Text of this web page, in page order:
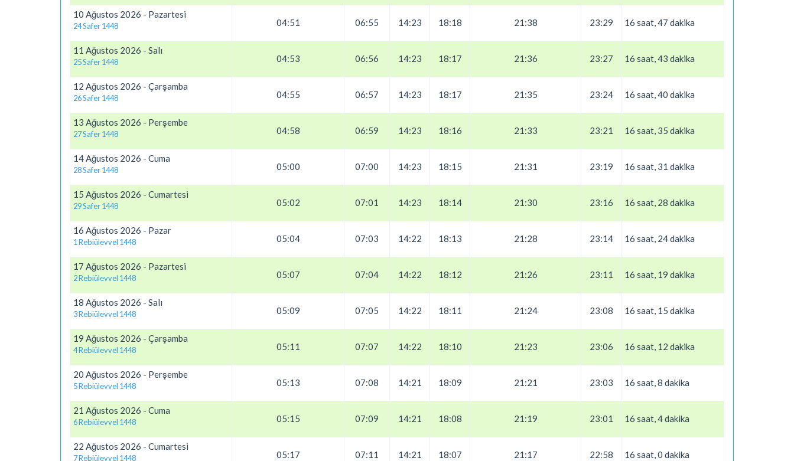
10 Ağustos 2026 - Pazartesi
24 Safer 1448 04:51 06:55 14:23 18:18 21:38 23:29 16 saat, 47 dakika
11 Ağustos 2026 - Salı
25 Safer 1448 04:53 06:56 14:23 18:17 21:36 23:27 16 saat, 43 dakika
12 Ağustos 2026 - Çarşamba
26 Safer 1448 04:55 06:57 14:23 18:17 21:35 23:24 16 saat, 40 dakika
13 Ağustos 2026 - Perşembe
27 Safer 1448 04:58 06:59 14:23 18:16 21:33 23:21 16 saat, 35 dakika
14 Ağustos 2026 - Cuma
28 Safer 1448 05:00 07:00 14:23 18:15 21:31 23:19 16 saat, 31 dakika
15 Ağustos 2026 - Cumartesi
29 Safer 1448 05:02 07:01 14:23 18:14 21:30 23:16 16 saat, 28 dakika
16 Ağustos 2026 - Pazar
1 Rebiülevvel 1448 05:04 07:03 14:22 18:13 21:28 23:14 16 saat, 24 dakika
17 Ağustos 2026 - Pazartesi
2 Rebiülevvel 1448 05:07 07:04 14:22 18:12 21:26 23:11 16 saat, 19 dakika
18 Ağustos 2026 - Salı
3 Rebiülevvel 1448 05:09 07:05 14:22 18:11 21:24 23:08 16 saat, 15 dakika
19 Ağustos 2026 - Çarşamba
4 Rebiülevvel 1448 05:11 07:07 14:22 18:10 21:23 23:06 16 saat, 12 dakika
20 Ağustos 2026 - Perşembe
5 Rebiülevvel 1448 05:13 07:08 14:21 18:09 21:21 23:03 16 saat, 8 dakika
21 Ağustos 2026 - Cuma
6 Rebiülevvel 1448 05:15 07:09 14:21 18:08 21:19 23:01 16 saat, 4 dakika
22 Ağustos 2026 - Cumartesi
7 Rebiülevvel 1448 05:17 07:11 14:21 18:07 21:17 22:58 16 saat, 0 dakika